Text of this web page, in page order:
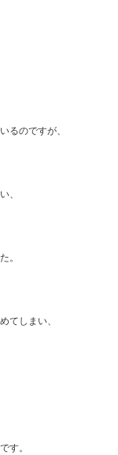
るのですが、
、
。
てしまい、
す。